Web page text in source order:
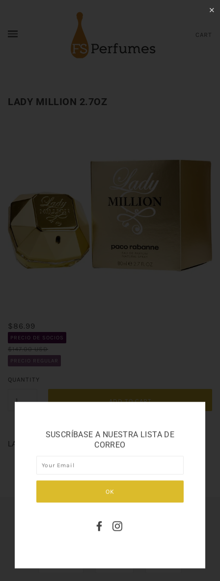
CART
LADY MILLION 2.7OZ
$86.99
PRECIO DE SOCIOS
$147.00 USD
PRECIO REGULAR
QUANTITY
ADD TO CART
LADY MILLION 2.7OZ
SHARE THIS
✕
SUSCRÍBASE A NUESTRA LISTA DE
CORREO